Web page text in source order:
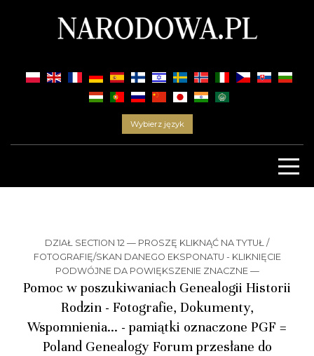
Wybierz język
DZIAŁ SECTION 12 — PROSZĘ KLIKNĄĆ NA TYTUŁ /
FOTOGRAFIĘ/SKAN DANEGO EKSPONATU - KLIKNIĘCIE
PODWÓJNE DA POWIĘKSZENIE ZNACZNE —
Pomoc w poszukiwaniach Genealogii Historii
Rodzin - Fotografie, Dokumenty,
Wspomnienia... - pamiątki oznaczone PGF =
Poland Genealogy Forum przesłane do